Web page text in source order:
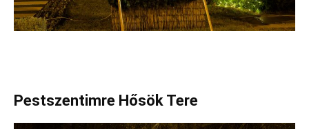
Pestszentimre Hősök Tere